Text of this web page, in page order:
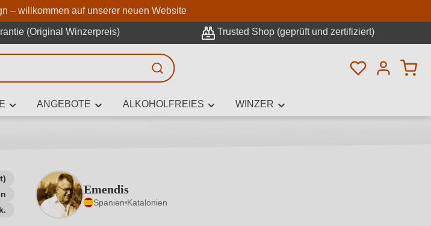
Zum Hauptinhalt springen
Zur Suche springen
Zur Hauptnavigation springen
– willkommen auf unserer neuen Website
(Original Winzerpreis) Trusted Shop (geprüft und zertifiziert)
Du hast 0
ANGEBOTE ALKOHOLFREIES WINZER
Emendis
Spanien Katalonien
Erweiterte Suche
– ob nach Geschmack, Anlass, Weinnamen,
Winzer oder anderen Kriterien.